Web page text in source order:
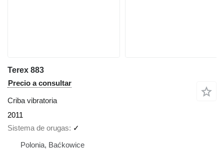
Terex 883
Precio a consultar
Criba vibratoria
2011
Sistema de orugas
✓
Polonia, Baćkowice